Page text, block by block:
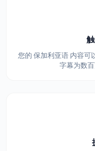
您的 保加利亚语 内容可
字幕为数